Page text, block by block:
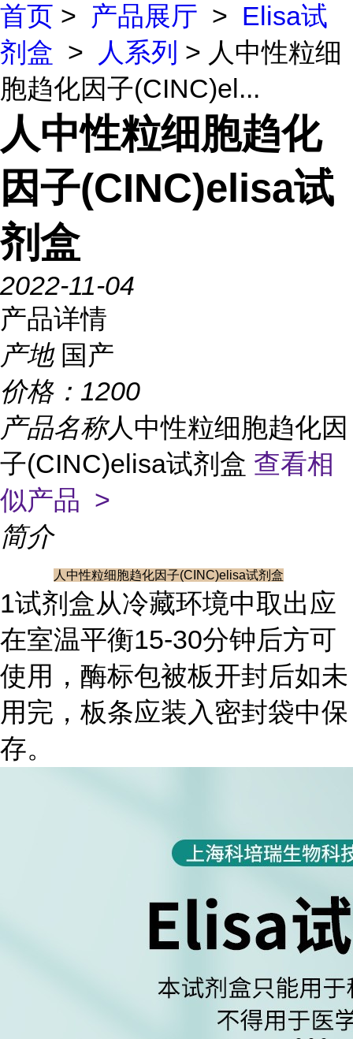
首页 > 产品展厅 > Elisa试
剂盒 > 人系列 > 人中性粒细
胞趋化因子(CINC)el...
人中性粒细胞趋化
因子(CINC)elisa试
剂盒
2022-11-04
产品详情
产地 国产
价格： 1200
产品名称人中性粒细胞趋化因
子(CINC)elisa试剂盒 查看相
似产品 >
简介
人中性粒细胞趋化因子(CINC)elisa试剂盒
1试剂盒从冷藏环境中取出应
在室温平衡15-30分钟后方可
使用，酶标包被板开封后如未
用完，板条应装入密封袋中保
存。